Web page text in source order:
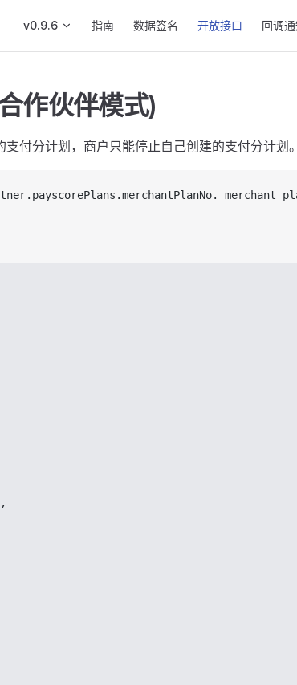
v0.9.6 指南 数据签名 开放接口 回调
作伙伴模式)
付分计划，商户只能停止自己创建的支付分计划。
. payscorePlans .merchantPlanNo.
,